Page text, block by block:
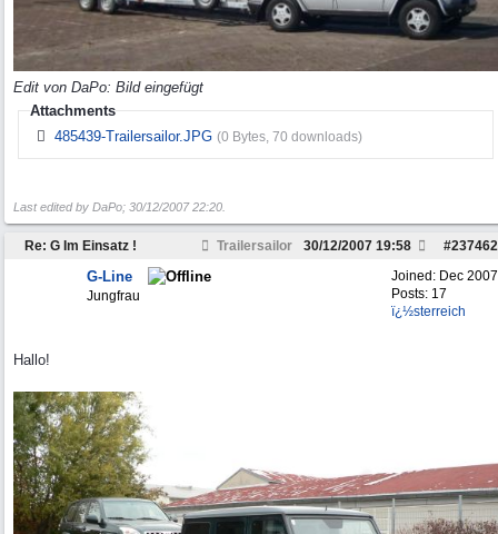
Edit von DaPo: Bild eingefügt
Attachments
485439-Trailersailor.JPG (0 Bytes, 70 downloads)
Last edited by DaPo; 30/12/2007 22:20
Re: G Im Einsatz ! Trailersailor #237462
30/12/2007 19:58
Joined: Dec 2007
Posts: 17
ï¿½sterreich
G-Line
Jungfrau
Hallo!